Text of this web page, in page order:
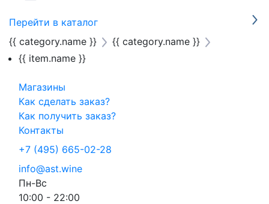
Перейти в каталог
{{ category.name }}
{{ category.name }}
{{ item.name }}
Магазины
Как сделать заказ?
Как получить заказ?
Контакты
+7 (495) 665-02-28
info@ast.wine
Пн-Вс
10:00 - 22:00